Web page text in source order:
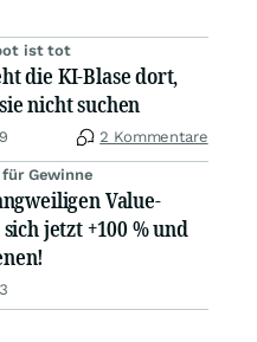
ist tot
die KI-Blase dort,
nicht suchen
2 Kommentare
Gewinne
Value-
jetzt +100 % und